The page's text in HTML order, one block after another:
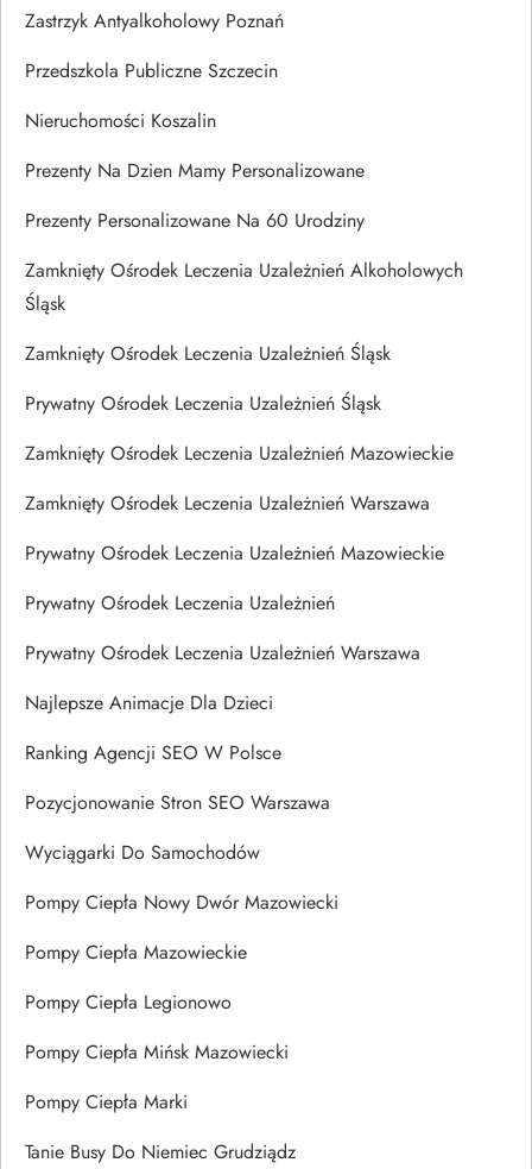
Zastrzyk Antyalkoholowy Poznań
Przedszkola Publiczne Szczecin
Nieruchomości Koszalin
Prezenty Na Dzien Mamy Personalizowane
Prezenty Personalizowane Na 60 Urodziny
Zamknięty Ośrodek Leczenia Uzależnień Alkoholowych
Śląsk
Zamknięty Ośrodek Leczenia Uzależnień Śląsk
Prywatny Ośrodek Leczenia Uzależnień Śląsk
Zamknięty Ośrodek Leczenia Uzależnień Mazowieckie
Zamknięty Ośrodek Leczenia Uzależnień Warszawa
Prywatny Ośrodek Leczenia Uzależnień Mazowieckie
Prywatny Ośrodek Leczenia Uzależnień
Prywatny Ośrodek Leczenia Uzależnień Warszawa
Najlepsze Animacje Dla Dzieci
Ranking Agencji SEO W Polsce
Pozycjonowanie Stron SEO Warszawa
Wyciągarki Do Samochodów
Pompy Ciepła Nowy Dwór Mazowiecki
Pompy Ciepła Mazowieckie
Pompy Ciepła Legionowo
Pompy Ciepła Mińsk Mazowiecki
Pompy Ciepła Marki
Tanie Busy Do Niemiec Grudziądz